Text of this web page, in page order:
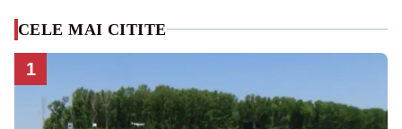
CELE MAI CITITE
1